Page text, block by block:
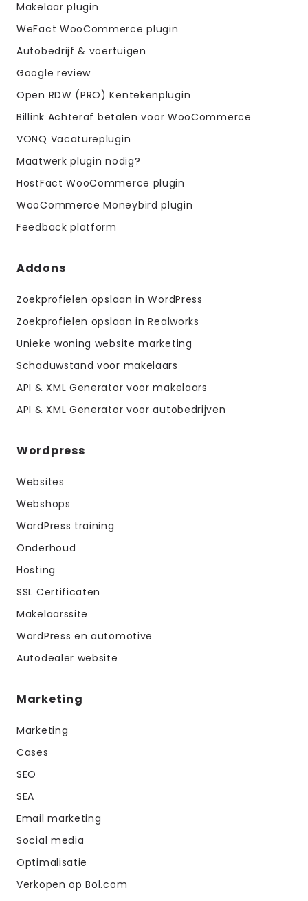
Makelaar plugin
WeFact WooCommerce plugin
Autobedrijf & voertuigen
Google review
Open RDW (PRO) Kentekenplugin
Billink Achteraf betalen voor WooCommerce
VONQ Vacatureplugin
Maatwerk plugin nodig?
HostFact WooCommerce plugin
WooCommerce Moneybird plugin
Feedback platform
Addons
Zoekprofielen opslaan in WordPress
Zoekprofielen opslaan in Realworks
Unieke woning website marketing
Schaduwstand voor makelaars
API & XML Generator voor makelaars
API & XML Generator voor autobedrijven
Wordpress
Websites
Webshops
WordPress training
Onderhoud
Hosting
SSL Certificaten
Makelaarssite
WordPress en automotive
Autodealer website
Marketing
Marketing
Cases
SEO
SEA
Email marketing
Social media
Optimalisatie
Verkopen op Bol.com